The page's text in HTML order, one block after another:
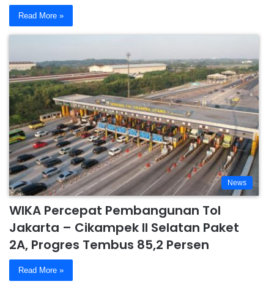
Read More »
News
WIKA Percepat Pembangunan Tol
Jakarta – Cikampek II Selatan Paket
2A, Progres Tembus 85,2 Persen
Read More »